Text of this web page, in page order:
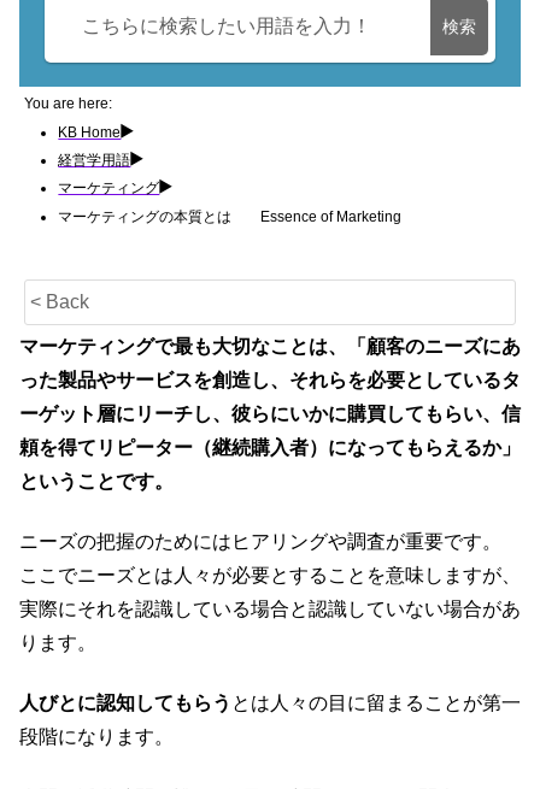
検索
You are here:
KB Home
経営学用語
マーケティング
マーケティングの本質とは Essence of Marketing
< Back
マーケティングで最も大切なことは、「顧客のニーズにあ
った製品やサービスを創造し、それらを必要としているタ
ーゲット層にリーチし、彼らにいかに購買してもらい、信
頼を得てリピーター（継続購入者）になってもらえるか」
ということです。
ニーズの把握のためにはヒアリングや調査が重要です。
ここでニーズとは人々が必要とすることを意味しますが、
実際にそれを認識している場合と認識していない場合があ
ります。
人びとに認知してもらう とは人々の目に留まることが第一
段階になります。